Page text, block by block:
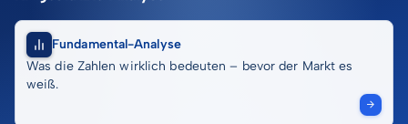
Fundamental-Analyse
Was die Zahlen wirklich bedeuten – bevor der Markt es
weiß.